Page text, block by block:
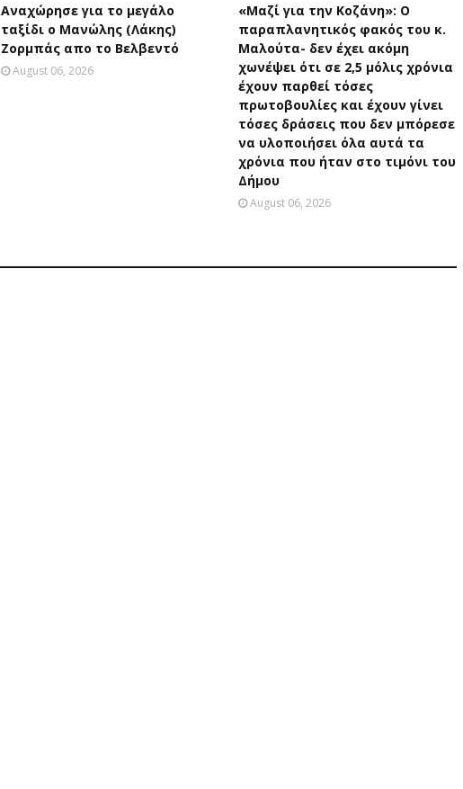
Αναχώρησε για το μεγάλο
ταξίδι ο Μανώλης (Λάκης)
Ζορμπάς απο το Βελβεντό
August 06, 2026
«Μαζί για την Κοζάνη»: Ο
παραπλανητικός φακός του κ.
Μαλούτα- δεν έχει ακόμη
χωνέψει ότι σε 2,5 μόλις χρόνια
έχουν παρθεί τόσες
πρωτοβουλίες και έχουν γίνει
τόσες δράσεις που δεν μπόρεσε
να υλοποιήσει όλα αυτά τα
χρόνια που ήταν στο τιμόνι του
Δήμου
August 06, 2026